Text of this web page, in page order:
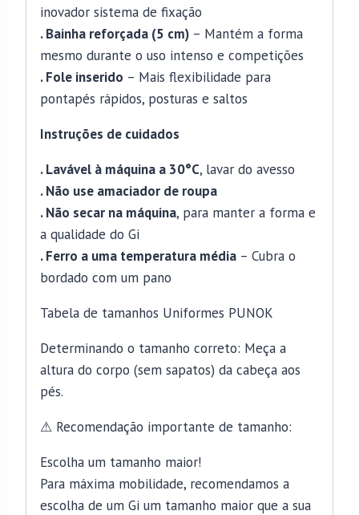
inovador sistema de fixação
. Bainha reforçada (5 cm) – Mantém a forma
mesmo durante o uso intenso e competições
. Fole inserido – Mais flexibilidade para
pontapés rápidos, posturas e saltos
Instruções de cuidados
. Lavável à máquina a 30°C, lavar do avesso
. Não use amaciador de roupa
. Não secar na máquina, para manter a forma e
a qualidade do Gi
. Ferro a uma temperatura média – Cubra o
bordado com um pano
Tabela de tamanhos Uniformes PUNOK
Determinando o tamanho correto: Meça a
altura do corpo (sem sapatos) da cabeça aos
pés.
⚠ Recomendação importante de tamanho:
Escolha um tamanho maior!
Para máxima mobilidade, recomendamos a
escolha de um Gi um tamanho maior que a sua